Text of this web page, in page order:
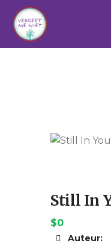
Still In
$0
Auteur: